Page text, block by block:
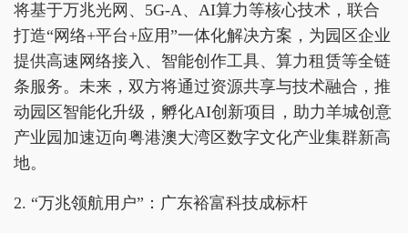
将基于万兆光网、5G-A、AI算力等核心技术，联合
打造“网络+平台+应用”一体化解决方案，为园区企业
提供高速网络接入、智能创作工具、算力租赁等全链
条服务。未来，双方将通过资源共享与技术融合，推
动园区智能化升级，孵化AI创新项目，助力羊城创意
产业园加速迈向粤港澳大湾区数字文化产业集群新高
地。
2. “万兆领航用户”：广东裕富科技成标杆